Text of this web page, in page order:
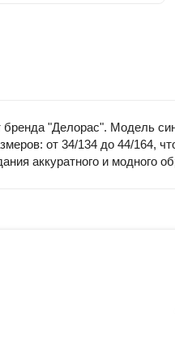
"Делорас". Модель
от 34/134 до 44/164,
аккуратного и модного